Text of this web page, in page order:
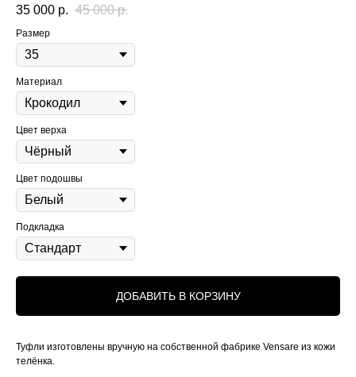
35 000 р. 45 000 р.
Размер
Материал
Цвет верха
Цвет подошвы
Подкладка
ДОБАВИТЬ В КОРЗИНУ
Туфли изготовлены вручную на собственной фабрике Vensare из кожи
телёнка.